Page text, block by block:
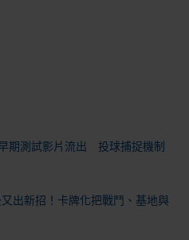
期測試影片流出 投球捕捉機制
又出新招！卡牌化把戰鬥、基地與